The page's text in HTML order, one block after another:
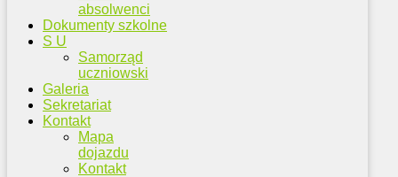
absolwenci
Dokumenty szkolne
S U
Samorząd
uczniowski
Galeria
Sekretariat
Kontakt
Mapa
dojazdu
Kontakt